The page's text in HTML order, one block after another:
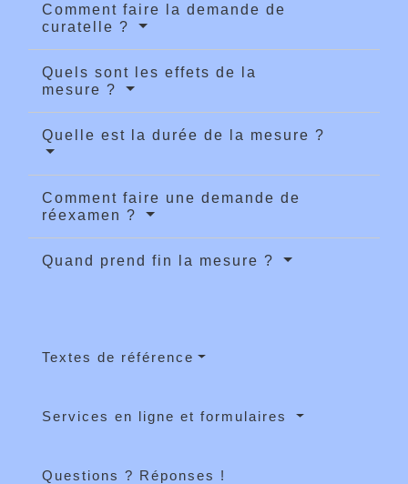
Comment faire la demande de
curatelle ?
Quels sont les effets de la
mesure ?
Quelle est la durée de la mesure ?
Comment faire une demande de
réexamen ?
Quand prend fin la mesure ?
Textes de référence
Services en ligne et formulaires
Questions ? Réponses !